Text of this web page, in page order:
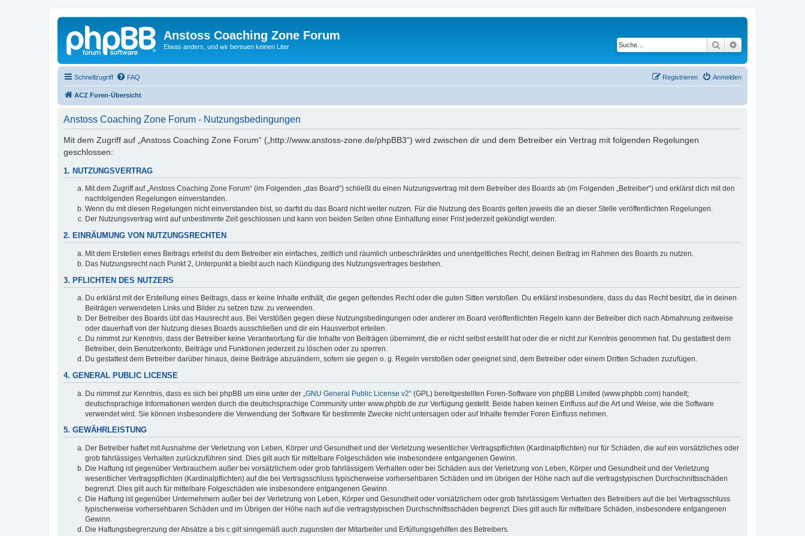
Anstoss Coaching Zone Forum
Etwas anders, und wir bereuen keinen Liter Suche
Schnellzugriff FAQ Anmelden
Registrieren
ACZ Foren-Übersicht
Anstoss Coaching Zone Forum - Nutzungsbedingungen
Mit dem Zugriff auf „Anstoss Coaching Zone Forum“ („http://www.anstoss-zone.de/phpBB3“) wird zwischen dir und dem Betreiber ein Vertrag mit folgenden Regelungen
geschlossen:
1. NUTZUNGSVERTRAG
Mit dem Zugriff auf „Anstoss Coaching Zone Forum“ (im Folgenden „das Board“) schließt du einen Nutzungsvertrag mit dem Betreiber des Boards ab (im Folgenden „Betreiber“) und erklärst dich mit den
nachfolgenden Regelungen einverstanden.
Wenn du mit diesen Regelungen nicht einverstanden bist, so darfst du das Board nicht weiter nutzen. Für die Nutzung des Boards gelten jeweils die an dieser Stelle veröffentlichten Regelungen.
Der Nutzungsvertrag wird auf unbestimmte Zeit geschlossen und kann von beiden Seiten ohne Einhaltung einer Frist jederzeit gekündigt werden.
2. EINRÄUMUNG VON NUTZUNGSRECHTEN
Mit dem Erstellen eines Beitrags erteilst du dem Betreiber ein einfaches, zeitlich und räumlich unbeschränktes und unentgeltliches Recht, deinen Beitrag im Rahmen des Boards zu nutzen.
Das Nutzungsrecht nach Punkt 2, Unterpunkt a bleibt auch nach Kündigung des Nutzungsvertrages bestehen.
3. PFLICHTEN DES NUTZERS
Du erklärst mit der Erstellung eines Beitrags, dass er keine Inhalte enthält, die gegen geltendes Recht oder die guten Sitten verstoßen. Du erklärst insbesondere, dass du das Recht besitzt, die in deinen
Beiträgen verwendeten Links und Bilder zu setzen bzw. zu verwenden.
Der Betreiber des Boards übt das Hausrecht aus. Bei Verstößen gegen diese Nutzungsbedingungen oder anderer im Board veröffentlichten Regeln kann der Betreiber dich nach Abmahnung zeitweise
oder dauerhaft von der Nutzung dieses Boards ausschließen und dir ein Hausverbot erteilen.
Du nimmst zur Kenntnis, dass der Betreiber keine Verantwortung für die Inhalte von Beiträgen übernimmt, die er nicht selbst erstellt hat oder die er nicht zur Kenntnis genommen hat. Du gestattest dem
Betreiber, dein Benutzerkonto, Beiträge und Funktionen jederzeit zu löschen oder zu sperren.
Du gestattest dem Betreiber darüber hinaus, deine Beiträge abzuändern, sofern sie gegen o. g. Regeln verstoßen oder geeignet sind, dem Betreiber oder einem Dritten Schaden zuzufügen.
4. GENERAL PUBLIC LICENSE
Du nimmst zur Kenntnis, dass es sich bei phpBB um eine unter der „ GNU General Public License v2“ (GPL) bereitgestellten Foren-Software von phpBB Limited (www.phpbb.com) handelt;
deutschsprachige Informationen werden durch die deutschsprachige Community unter www.phpbb.de zur Verfügung gestellt. Beide haben keinen Einfluss auf die Art und Weise, wie die Software
verwendet wird. Sie können insbesondere die Verwendung der Software für bestimmte Zwecke nicht untersagen oder auf Inhalte fremder Foren Einfluss nehmen.
5. GEWÄHRLEISTUNG
Der Betreiber haftet mit Ausnahme der Verletzung von Leben, Körper und Gesundheit und der Verletzung wesentlicher Vertragspflichten (Kardinalpflichten) nur für Schäden, die auf ein vorsätzliches oder
grob fahrlässiges Verhalten zurückzuführen sind. Dies gilt auch für mittelbare Folgeschäden wie insbesondere entgangenen Gewinn.
Die Haftung ist gegenüber Verbrauchern außer bei vorsätzlichem oder grob fahrlässigem Verhalten oder bei Schäden aus der Verletzung von Leben, Körper und Gesundheit und der Verletzung
wesentlicher Vertragspflichten (Kardinalpflichten) auf die bei Vertragsschluss typischerweise vorhersehbaren Schäden und im übrigen der Höhe nach auf die vertragstypischen Durchschnittsschäden
begrenzt. Dies gilt auch für mittelbare Folgeschäden wie insbesondere entgangenen Gewinn.
Die Haftung ist gegenüber Unternehmern außer bei der Verletzung von Leben, Körper und Gesundheit oder vorsätzlichem oder grob fahrlässigem Verhalten des Betreibers auf die bei Vertragsschluss
typischerweise vorhersehbaren Schäden und im Übrigen der Höhe nach auf die vertragstypischen Durchschnittsschäden begrenzt. Dies gilt auch für mittelbare Schäden, insbesondere entgangenen
Gewinn.
Die Haftungsbegrenzung der Absätze a bis c gilt sinngemäß auch zugunsten der Mitarbeiter und Erfüllungsgehilfen des Betreibers.